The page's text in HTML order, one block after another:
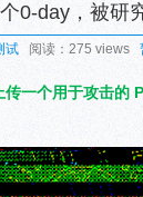
0-day，被研
试 阅读：275 views
一个用于攻击